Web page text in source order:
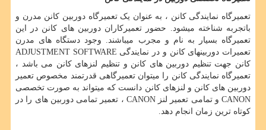
تعمیرگاه نمایندگی کانن ، به عنوان یک تعمیرگاه دوربین کانن مدرن و
باتجربه شناخته میشود. حضور تعمیرکاران دوربین های کانن در این
تعمیرگاه بسیار به نام و مجرب میباشند. وجود دستگاه های مدرن
تعمیرات دوربینهای کانن و در نمایندگی
کانن جهت تنظیم دوربین های کانن و تنظیم لنزهای کانن می باشد ،
تعمیرگاه نمایندگی کانن را میتوان تعمیرگاهی قدرتمند مخصوص تعمیر
دوربین های کانن و لنزهای کانن دانست که میتواند به صورت تخصصی
، تعمیر تمامی دوربین های CANON و تمامی تعمیر لنز CANON
را در
کوتاه ترین زمان انجام دهد.